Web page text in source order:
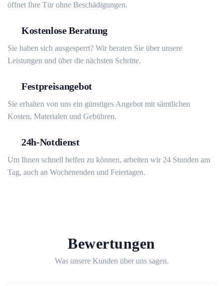
öffnet Ihre Tür ohne Beschädigungen.
Kostenlose Beratung
Sie haben sich ausgesperrt? Wir beraten Sie über unsere
Leistungen und über die nächsten Schritte.
Festpreisangebot
Sie erhalten von uns ein günstiges Angebot mit sämtlichen
Kosten, Materialen und Gebühren.
24h-Notdienst
Um Ihnen schnell helfen zu können, arbeiten wir 24 Stunden am
Tag, auch an Wochenenden und Feiertagen.
Bewertungen
Was unsere Kunden über uns sagen.